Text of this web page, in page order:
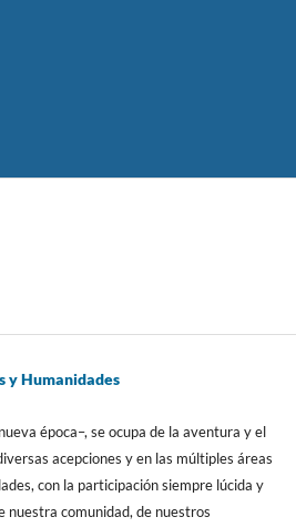
y Humanidades
época–, se ocupa de la aventura y el
acepciones y en las múltiples áreas
con la participación siempre lúcida y
nuestra comunidad, de nuestros